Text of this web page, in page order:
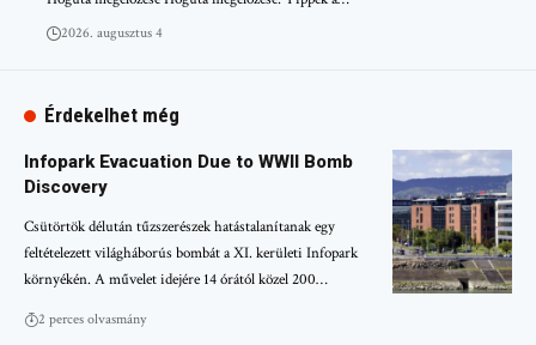
2026. augusztus 4
Érdekelhet még
Infopark Evacuation Due to WWII Bomb
Discovery
Csütörtök délután tűzszerészek hatástalanítanak egy
feltételezett világháborús bombát a XI. kerületi Infopark
környékén. A művelet idejére 14 órától közel 200…
2 perces olvasmány